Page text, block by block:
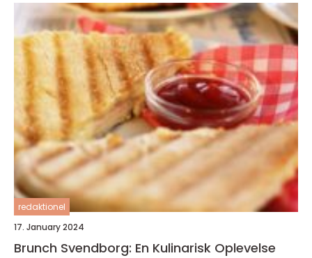
redaktionel
17. January 2024
Brunch Svendborg: En Kulinarisk Oplevelse